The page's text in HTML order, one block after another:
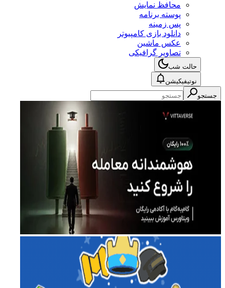
محافظ نمایش
پوسته برنامه
پس زمینه
دانلود بازی کامپیوتر
عکس ماشین
تصاویر گرافیکی
حالت شب
نوتیفیکیشن
جستجو